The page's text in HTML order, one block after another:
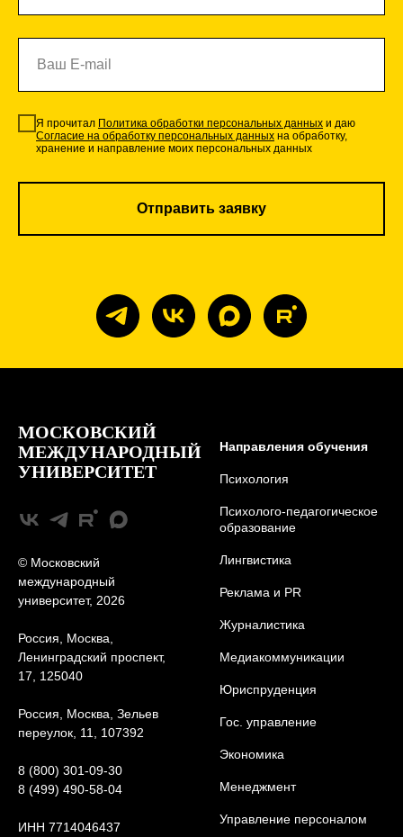
Я прочитал Политика обработки персональных данных и даю
Согласие на обработку персональных данных на обработку,
хранение и направление моих персональных данных
Отправить заявку
МОСКОВСКИЙ
МЕЖДУНАРОДНЫЙ
УНИВЕРСИТЕТ
© Московский
международный
университет, 2026
Россия, Москва,
Ленинградский проспект,
17, 125040
Россия, Москва, Зельев
переулок, 11, 107392
8 (800) 301-09-30
8 (499) 490-58-04
ИНН 7714046437
Направления обучения
Психология
Психолого-педагогическое
образование
Лингвистика
Реклама и PR
Журналистика
Медиакоммуникации
Юриcпруденция
Гос. управление
Экономика
Менеджмент
Управление персоналом